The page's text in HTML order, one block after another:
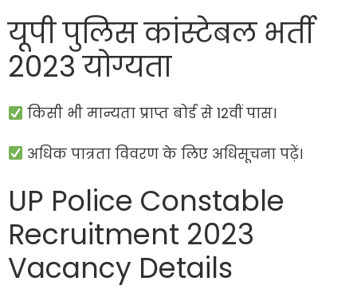
यूपी पुलिस कांस्टेबल भर्ती
2023 योग्यता
किसी भी मान्यता प्राप्त बोर्ड से 12वीं पास।
अधिक पात्रता विवरण के लिए अधिसूचना पढ़ें।
UP Police Constable
Recruitment 2023
Vacancy Details